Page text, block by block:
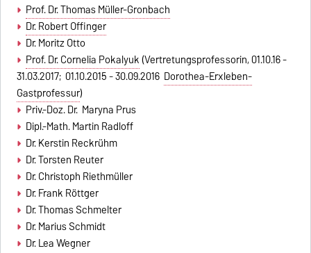
Prof. Dr. Thomas Müller-Gronbach
Dr. Robert Offinger
Dr. Moritz Otto
Prof. Dr. Cornelia Pokalyuk(Vertretungsprofessorin, 01.10.16 -
31.03.2017; 01.10.2015 - 30.09.2016 Dorothea-Erxleben-
Gastprofessur)
Priv.-Doz. Dr. Maryna Prus
Dipl.-Math. Martin Radloff
Dr. Kerstin Reckrühm
Dr. Torsten Reuter
Dr. Christoph Riethmüller
Dr. Frank Röttger
Dr. Thomas Schmelter
Dr. Marius Schmidt
Dr. Lea Wegner